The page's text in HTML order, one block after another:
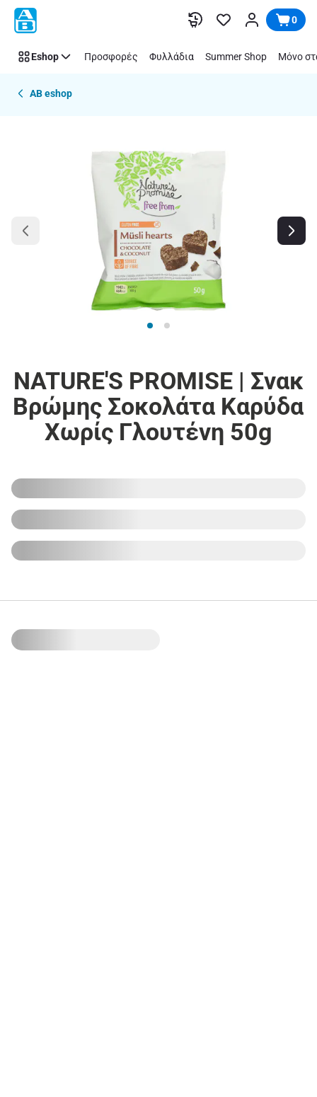
Παράλειψη 0
Eshop Προσφορές Φυλλάδια Summer Shop Μόνο
AB eshop
NATURE'S PROMISE | Σνακ
Βρώμης Σοκολάτα Καρύδα
Χωρίς Γλουτένη 50g